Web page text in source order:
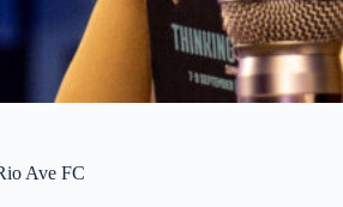
Ave FC